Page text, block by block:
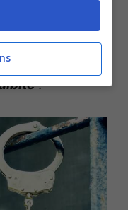
possono
delle sezioni,
”.